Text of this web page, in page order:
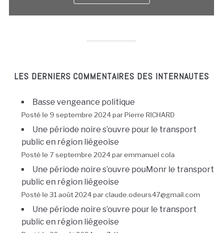
LES DERNIERS COMMENTAIRES DES INTERNAUTES
Basse vengeance politique
Posté le 9 septembre 2024 par Pierre RICHARD
Une période noire s’ouvre pour le transport
public en région liégeoise
Posté le 7 septembre 2024 par emmanuel cola
Une période noire s’ouvre pouMonr le transport
public en région liégeoise
Posté le 31 août 2024 par claude.odeurs47@gmail.com
Une période noire s’ouvre pour le transport
public en région liégeoise